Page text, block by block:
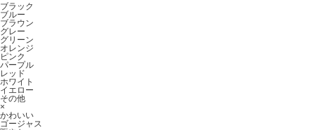
ブラック
ブルー
ブラウン
グレー
グリーン
オレンジ
ピンク
パープル
レッド
ホワイト
イエロー
その他
×
かわいい
ゴージャス